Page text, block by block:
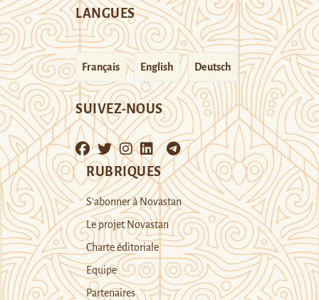
LANGUES
Français English Deutsch
SUIVEZ-NOUS
RUBRIQUES
S’abonner à Novastan
Le projet Novastan
Charte éditoriale
Equipe
Partenaires